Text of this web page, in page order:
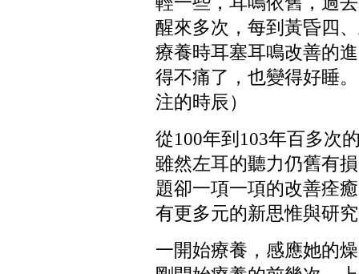
醒來多次，每到黃昏四
療養時耳塞耳鳴改善的
得不痛了，也變得好睡
注的時辰）
從100年到 103年百多次
雖然左耳的聽力仍舊有
題卻一項一項的改善痊
有更多元的新思惟與研
一開始療養，感應她的